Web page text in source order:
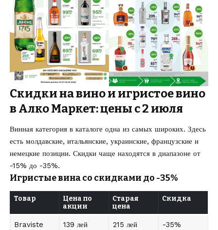
Скидки на вино и игристое вино
в Алко Маркет: цены с 2 июля
Винная категория в каталоге одна из самых широких. Здесь
есть молдавские, итальянские, украинские, французские и
немецкие позиции. Скидки чаще находятся в диапазоне от
-15% до -35%.
Игристые вина со скидками до -35%
Товар
Цена по
акции
Старая
цена
Скидка
Braviste
139 лей 215 лей -35%